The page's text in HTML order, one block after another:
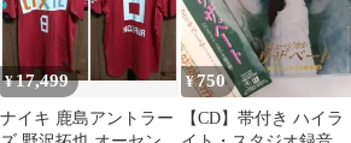
¥17,499
ナイキ 鹿島アントラー
¥750
【CD】帯付き ハイラ